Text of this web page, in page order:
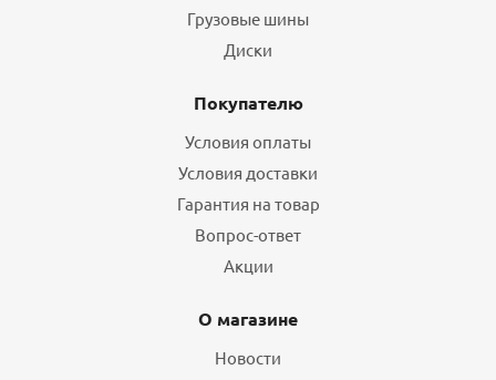
Грузовые шины
Диски
Покупателю
Условия оплаты
Условия доставки
Гарантия на товар
Вопрос-ответ
Акции
О магазине
Новости